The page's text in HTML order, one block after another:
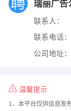
瑞丽广告
联系人：
联系电话：
公司地址：
温馨提示
1、本平台仅供信息发